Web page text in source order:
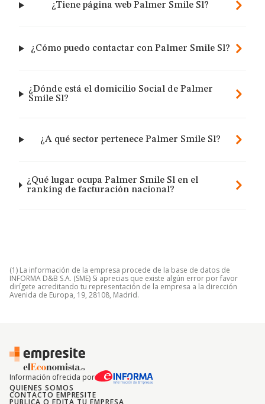
¿Tiene página web Palmer Smile Sl?
¿Cómo puedo contactar con Palmer Smile Sl?
¿Dónde está el domicilio Social de Palmer
Smile Sl?
¿A qué sector pertenece Palmer Smile Sl?
¿Qué lugar ocupa Palmer Smile Sl en el
ranking de facturación nacional?
(1) La información de la empresa procede de la base de datos de
INFORMA D&B S.A. (SME) Si aprecias que existe algún error por favor
dirígete acreditando tu representación de la empresa a la dirección
Avenida de Europa, 19, 28108, Madrid.
Información ofrecida por
QUIENES SOMOS
CONTACTO EMPRESITE
PUBLICA O EDITA TU EMPRESA